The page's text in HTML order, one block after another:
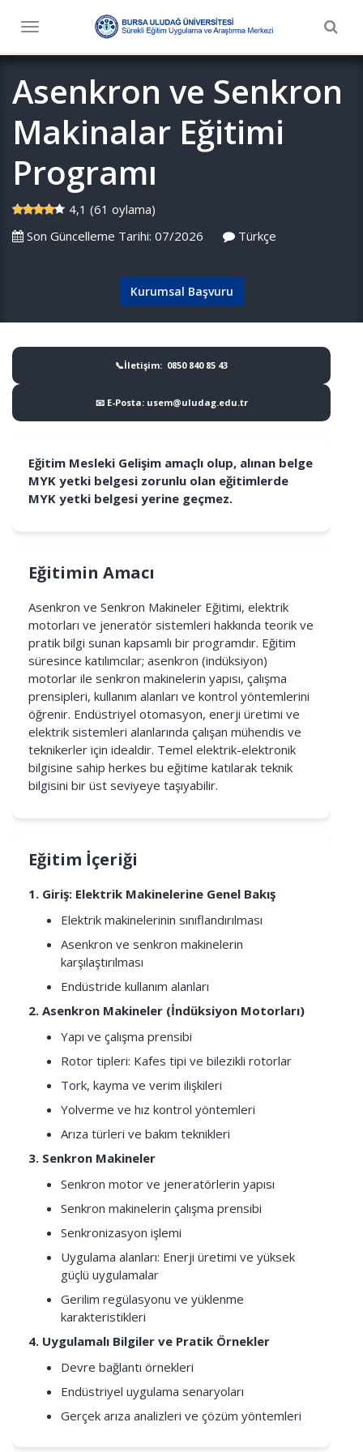
Toggle
Asenkron ve Senkron
Makinalar Eğitimi
Programı
4,1 (61 oylama)
Son Güncelleme Tarihi: 07/2026
Türkçe
Kurumsal Başvuru
📞İletişim: 0850 840 85 43
📧 E-Posta: usem@uludag.edu.tr
Eğitim Mesleki Gelişim amaçlı olup, alınan belge
MYK yetki belgesi zorunlu olan eğitimlerde
MYK yetki belgesi yerine geçmez.
Eğitimin Amacı
Asenkron ve Senkron Makineler Eğitimi, elektrik
motorları ve jeneratör sistemleri hakkında teorik ve
pratik bilgi sunan kapsamlı bir programdır. Eğitim
süresince katılımcılar; asenkron (indüksiyon)
motorlar ile senkron makinelerin yapısı, çalışma
prensipleri, kullanım alanları ve kontrol yöntemlerini
öğrenir. Endüstriyel otomasyon, enerji üretimi ve
elektrik sistemleri alanlarında çalışan mühendis ve
teknikerler için idealdir. Temel elektrik-elektronik
bilgisine sahip herkes bu eğitime katılarak teknik
bilgisini bir üst seviyeye taşıyabilir.
Eğitim İçeriği
1. Giriş: Elektrik Makinelerine Genel Bakış
Elektrik makinelerinin sınıflandırılması
Asenkron ve senkron makinelerin
karşılaştırılması
Endüstride kullanım alanları
2. Asenkron Makineler (İndüksiyon Motorları)
Yapı ve çalışma prensibi
Rotor tipleri: Kafes tipi ve bilezikli rotorlar
Tork, kayma ve verim ilişkileri
Yolverme ve hız kontrol yöntemleri
Arıza türleri ve bakım teknikleri
3. Senkron Makineler
Senkron motor ve jeneratörlerin yapısı
Senkron makinelerin çalışma prensibi
Senkronizasyon işlemi
Uygulama alanları: Enerji üretimi ve yüksek
güçlü uygulamalar
Gerilim regülasyonu ve yüklenme
karakteristikleri
4. Uygulamalı Bilgiler ve Pratik Örnekler
Devre bağlantı örnekleri
Endüstriyel uygulama senaryoları
Gerçek arıza analizleri ve çözüm yöntemleri